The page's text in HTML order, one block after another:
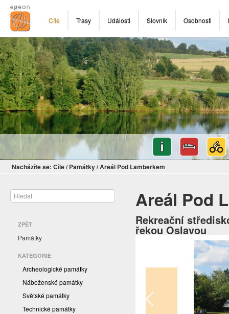
Cíle Trasy Události Slovník Osobnosti
Nacházíte se: Cíle/ Památky/Areál Pod Lamberkem
ZPĚT
Památky
KATEGORIE
Archeologické památky
Náboženské památky
Světské památky
Technické památky
Areál Pod
Rekreační
řekou Oslavou